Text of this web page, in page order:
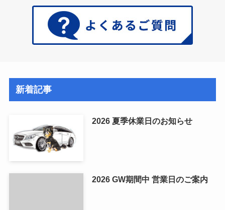
新着記事
2026 夏季休業日のお知らせ
2026 GW期間中 営業日のご案内